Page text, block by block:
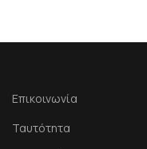
Επικοινωνία
Ταυτότητα